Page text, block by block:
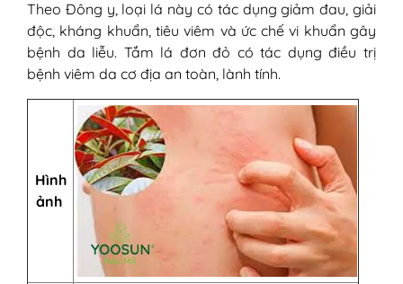
Theo Đông y, loại lá này có tác dụng giảm đau, giải
độc, kháng khuẩn, tiêu viêm và ức chế vi khuẩn gây
bệnh da liễu. Tắm lá đơn đỏ có tác dụng điều trị
bệnh viêm da cơ địa an toàn, lành tính.
Hình
ảnh